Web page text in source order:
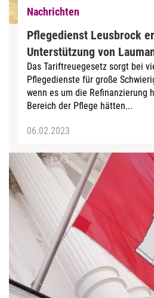
Nachrichten
Pflegedienst Leusbrock
Unterstützung von
Das Tariftreuegesetz sorgt bei
Pflegedienste für große
wenn es um die Refinanzierung
Bereich der Pflege hätten...
06.02.2023